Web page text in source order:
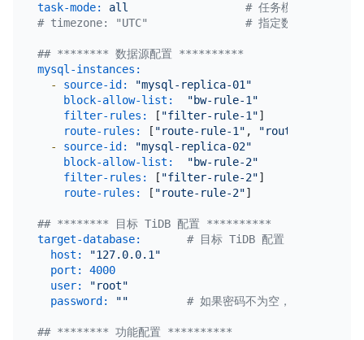
task-mode:
all
# 任务模式，可设
# timezone: "UTC"               # 指定数据迁移任务时 SQL
## ******** 数据源配置 **********
mysql-instances:
-
source-id:
"mysql-replica-01"
block-allow-list:
"bw-rule-1"
filter-rules:
[ "filter-rule-1"
route-rules:
[ "route-rule-1" , "route-rule-2"
-
source-id:
"mysql-replica-02"
block-allow-list:
"bw-rule-2"
filter-rules:
[ "filter-rule-2"
route-rules:
[ "route-rule-2"
## ******** 目标 TiDB 配置 **********
target-database:
# 目标 TiDB 配置
host:
"127.0.0.1"
port:
4000
user:
"root"
password:
"" # 如果密码不为空，则推荐使用
## ******** 功能配置 **********